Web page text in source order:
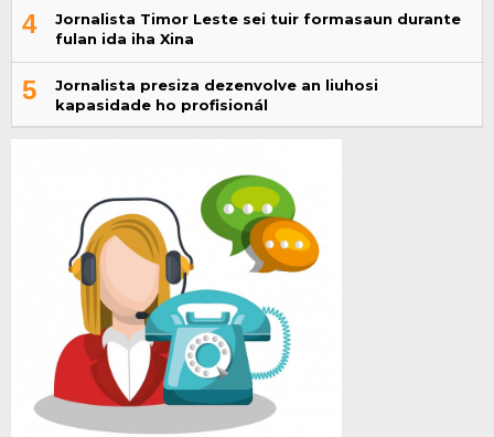
4
Jornalista Timor Leste sei tuir formasaun durante
fulan ida iha Xina
5
Jornalista presiza dezenvolve an liuhosi
kapasidade ho profisionál